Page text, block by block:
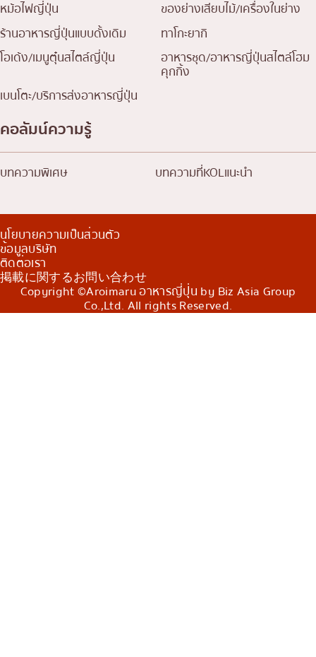
หม้อไฟญี่ปุ่น
ของย่างเสียบไม้/เครื่องในย่าง
ร้านอาหารญี่ปุ่นแบบดั้งเดิม
ทาโกะยากิ
โอเด้ง/เมนูตุ๋นสไตล์ญี่ปุ่น
อาหารชุด/อาหารญี่ปุ่นสไตล์โฮม
คุกกิ้ง
เบนโตะ/บริการส่งอาหารญี่ปุ่น
คอลัมน์ความรู้
บทความพิเศษ บทความที่KOLแนะนำ
นโยบายความเป็นส่วนตัว
ข้อมูลบริษัท
ติดต่อเรา
掲載に関するお問い合わせ
Copyright ©Aroimaru อาหารญี่ปุ่น by Biz Asia Group
Co.,Ltd. All rights Reserved.